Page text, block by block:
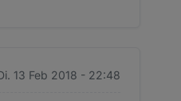
13 Feb 2018 - 22:48